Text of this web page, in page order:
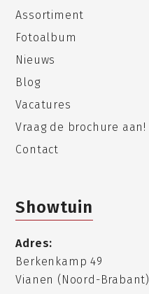
Assortiment
Fotoalbum
Nieuws
Blog
Vacatures
Vraag de brochure aan!
Contact
Showtuin
Adres:
Berkenkamp 49
Vianen (Noord-Brabant)